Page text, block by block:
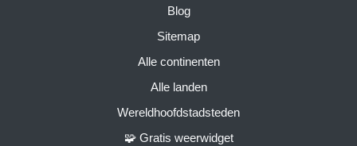
Blog
Sitemap
Alle continenten
Alle landen
Wereldhoofdstadsteden
🧩 Gratis weerwidget